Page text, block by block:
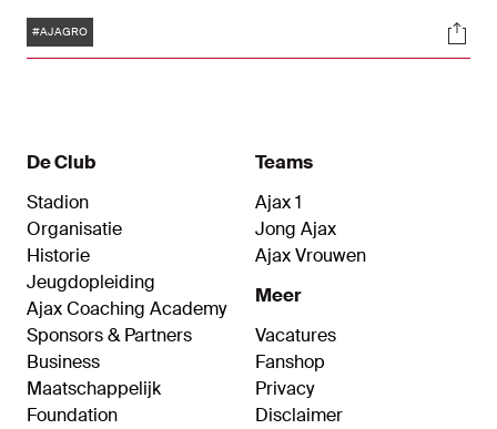
de jeugdopleiding en afgelopen dinsdagmiddag
maakte hij zijn eerste minuten voor de
Tags
#AJAGRO
De Club
Stadion
Organisatie
Historie
Jeugdopleiding
Ajax Coaching Academy
Sponsors & Partners
Business
Maatschappelijk
Foundation
Teams
Ajax 1
Jong Ajax
Ajax Vrouwen
Meer
Vacatures
Fanshop
Privacy
Disclaimer